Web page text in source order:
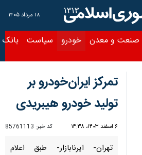
۱۸ مرداد ۱۴۰۵
صنعت و معدن خودرو سیاست بانک و بیمه
تمرکز ایران‌خودرو بر
تولید خودرو هیبریدی
۶ اسفند ۱۴۰۳، ۱۴:۳۸ کد خبر: 85761113
تهران- ایرنابازار- طبق اعلام